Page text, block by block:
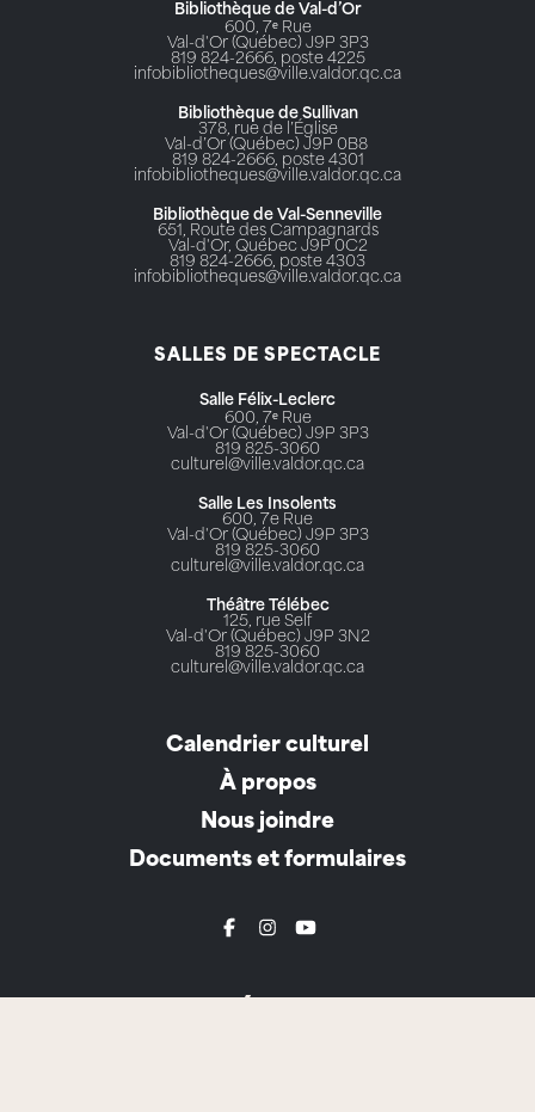
Bibliothèque de Val-d’Or
600, 7ᵉ Rue
Val-d'Or (Québec) J9P 3P3
819 824-2666, poste 4225
infobibliotheques@ville.valdor.qc.ca
Bibliothèque de Sullivan
378, rue de l’Église
Val-d’Or (Québec) J9P 0B8
819 824-2666, poste 4301
infobibliotheques@ville.valdor.qc.ca
Bibliothèque de Val-Senneville
651, Route des Campagnards
Val-d'Or, Québec J9P 0C2
819 824-2666, poste 4303
infobibliotheques@ville.valdor.qc.ca
SALLES DE SPECTACLE
Salle Félix-Leclerc
600, 7ᵉ Rue
Val-d'Or (Québec) J9P 3P3
819 825-3060
culturel@ville.valdor.qc.ca
Salle Les Insolents
600, 7e Rue
Val-d'Or (Québec) J9P 3P3
819 825-3060
culturel@ville.valdor.qc.ca
Théâtre Télébec
125, rue Self
Val-d'Or (Québec) J9P 3N2
819 825-3060
culturel@ville.valdor.qc.ca
Calendrier culturel
À propos
Nous joindre
Documents et formulaires